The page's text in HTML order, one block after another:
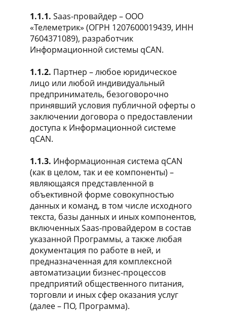
1.1.1. Saas-провайдер – ООО
«Телеметрик» (ОГРН 1207600019439, ИНН
7604371089), разработчик
Информационной системы qCAN.
1.1.2. Партнер – любое юридическое
лицо или любой индивидуальный
предприниматель, безоговорочно
принявший условия публичной оферты о
заключении договора о предоставлении
доступа к Информационной системе
qCAN.
1.1.3. Информационная система qCAN
(как в целом, так и ее компоненты) –
являющаяся представленной в
объективной форме совокупностью
данных и команд, в том числе исходного
текста, базы данных и иных компонентов,
включенных Saas-провайдером в состав
указанной Программы, а также любая
документация по работе в ней, и
предназначенная для комплексной
автоматизации бизнес-процессов
предприятий общественного питания,
торговли и иных сфер оказания услуг
(далее – ПО, Программа).